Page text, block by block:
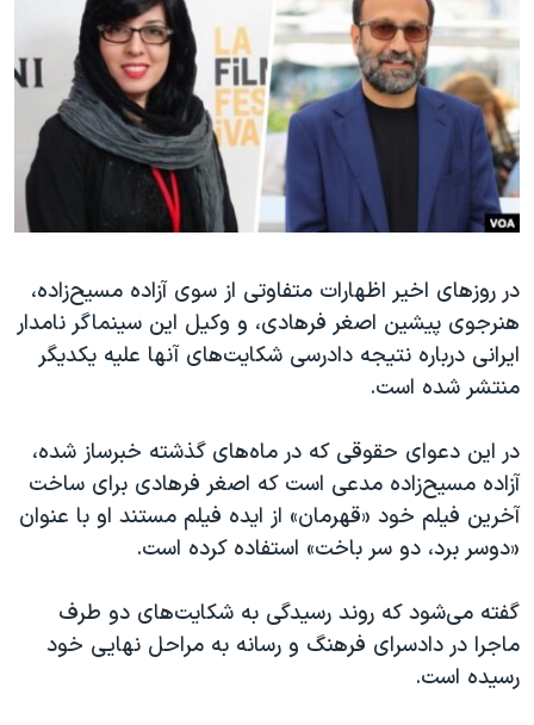
فرهنگ و زندگی
حقوق شهروندی
اقتصادی
علم و فناوری
اسرائیل در جنگ
گالری عکس
آرشیو پخش زنده
مستندها
انتخابات ریاست جمهوری آمریکا ۲۰۲۴
حمله جمهوری اسلامی به اسرائیل
رمز مهسا
ورزش زنان در ایران
اعتراضات زن، زندگی، آزادی
مجموعه مستندهای دادخواهی
تریبونال مردمی آبان ۹۸
دادگاه حمید نوری
قانون شفافیت دارائی کادر رهبری ایران
اعتراضات مردمی آبان ۹۸
همایش محافظه‌کاران آمریکا «سی‌پک»
صفحه‌های ویژه
دنبال کنید
زبانهای مختلف
در روزهای اخیر اظهارات متفاوتی از سوی آزاده مسیح‌زاده،
هنرجوی پیشین اصغر فرهادی، و وکیل این سینماگر نامدار
ایرانی درباره نتیجه دادرسی شکایت‌های آنها علیه یکدیگر
منتشر شده است.
در این دعوای حقوقی که در ماه‌های گذشته خبرساز شده،
آزاده مسیح‌زاده مدعی است که اصغر فرهادی برای ساخت
آخرین فیلم خود «قهرمان» از ایده فیلم مستند او با عنوان
«دوسر برد، دو سر باخت» استفاده کرده است.
گفته می‌شود که روند رسیدگی به شکایت‌های دو طرف
ماجرا در دادسرای فرهنگ و رسانه به مراحل نهایی خود
رسیده است.